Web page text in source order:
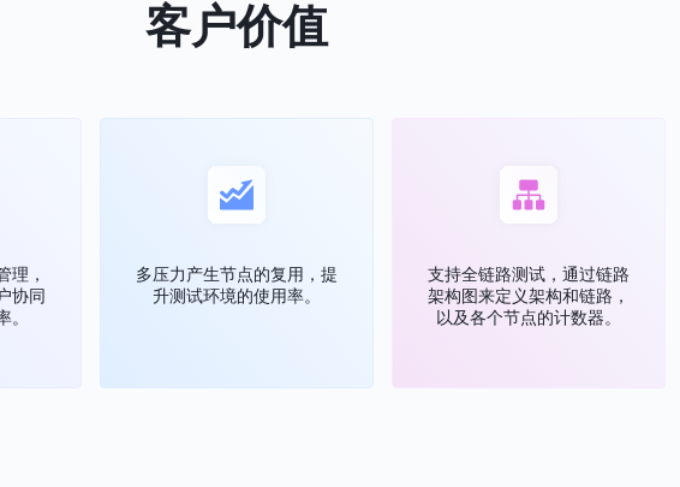
客户价值
理，
协同
。
多压力产生节点的复用，提
升测试环境的使用率。
支持全链路测试，通过链路
架构图来定义架构和链路，
以及各个节点的计数器。